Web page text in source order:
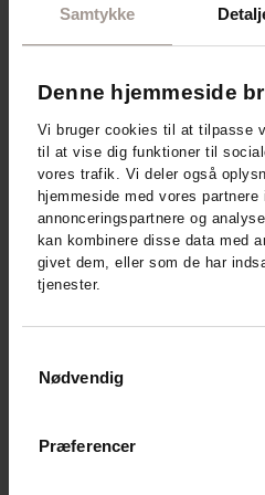
Samtykke
Denne hjemmeside
Vi bruger cookies til at tilpasse
til at vise dig funktioner til
vores trafik. Vi deler også
hjemmeside med vores partnere
annonceringspartnere og
kan kombinere disse data med
givet dem, eller som de har
tjenester.
Nødvendig
Præferencer